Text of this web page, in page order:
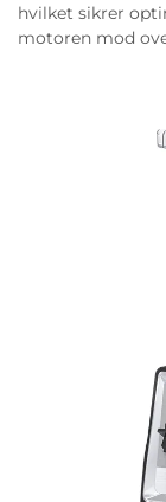
hvilket sikrer
motoren mod